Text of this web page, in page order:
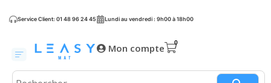
Service Client: 01 48 96 24 45 Lundi au vendredi : 9h00 à 18h00
Mon compte